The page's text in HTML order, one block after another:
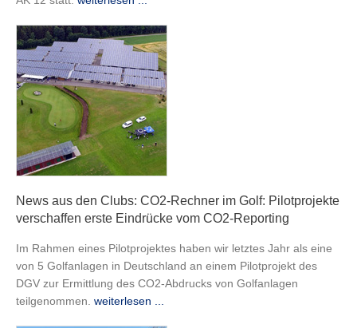
News aus den Clubs: CO2-Rechner im Golf: Pilotprojekte
verschaffen erste Eindrücke vom CO2-Reporting
Im Rahmen eines Pilotprojektes haben wir letztes Jahr als eine
von 5 Golfanlagen in Deutschland an einem Pilotprojekt des
DGV zur Ermittlung des CO2-Abdrucks von Golfanlagen
teilgenommen. weiterlesen ...